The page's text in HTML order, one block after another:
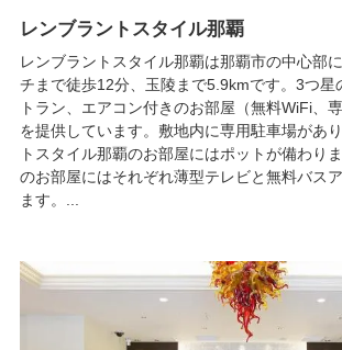
レンブラントスタイル那覇
レンブラントスタイル那覇は那覇市の中心部
チまで徒歩12分、玉陵まで5.9kmです。3つ星
トラン、エアコン付きのお部屋（無料WiFi、
を提供しています。敷地内に専用駐車場があ
トスタイル那覇のお部屋にはポットが備わり
のお部屋にはそれぞれ薄型テレビと無料バス
ます。...